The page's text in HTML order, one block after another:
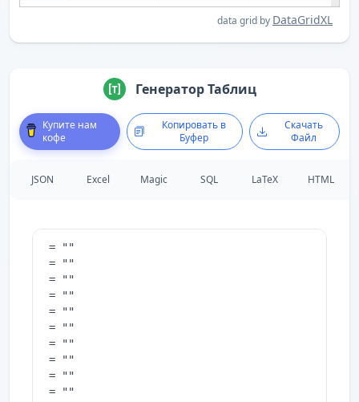
data grid by DataGridXL
Генератор Таблиц
Купите нам
кофе
Копировать в
Буфер
Скачать
Файл
JSON Excel Magic SQL LaTeX HTML